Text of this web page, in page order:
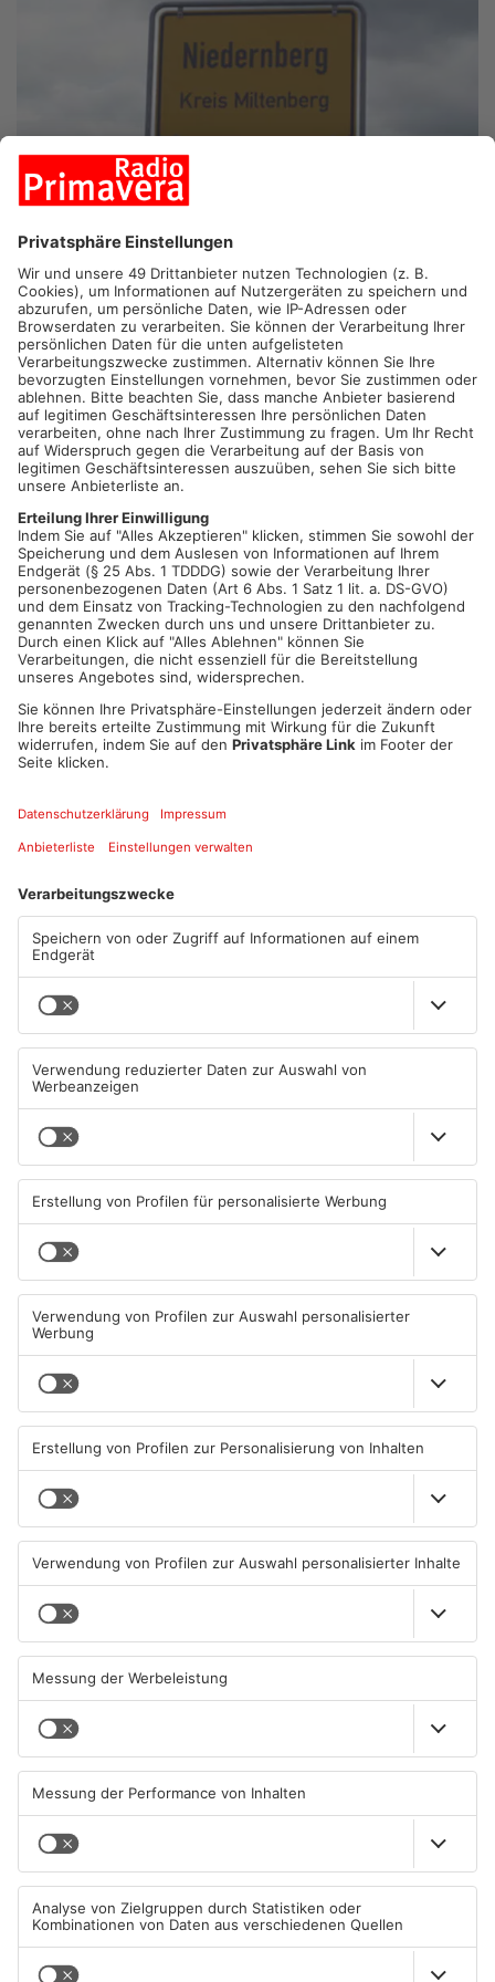
NIEDERNBERG.Vor der Bürgermeisterwahl nächste Woche hat
es am Abend einen Schlagabtausch der vier Kandidaten
gegeben.
Kai Steigerwald von der CSU, Ralf Sendelbach von den Freien
Wählern, Sandra Kraus von der SPD oder der parteilose Steven
Klug: Einer von ihnen wird am 3. März zum Nachfolger vom
CSU-ler Jürgen Reinhard gewählt. Reinhard wollte nach über 23
Jahren Amtszeit nicht mehr kandidieren. Bei einer
Podiumsdiskussion zwischen den Kandidaten gestern Abend
waren über 500 Niedernberger zu Gast. Auch in Mönchberg und
Sulzbach wurden kürzlich neue Bürgermeister gewählt: Grund
dafür war die Landtagswahl vergangenen Herbst. Martin Stock
und Thomas Zöller sind in den Landtag in München
eingezogen. Markus Krebs und Bernd Wetzel übernehmen nun
ihr Amt.
Artikel teilen
ANZEIGE
Mehr aus Kreis
Miltenberg
Miltenberg: Alkoholisierter
Rentner überschlägt sich bei
Autounfall
04.08.2026, 13:30 UHR IN KREIS
MILTENBERG
Zustand des Faulbacher
Gemeindewaldes soll erfasst
werden
04.08.2026, 06:33 UHR IN KREIS
MILTENBERG
Sommerliche Temperaturen
und jede Menge Live-Musik
01.08.2026, 21:20 UHR IN KREIS
Straße bei Windischbuchen
wieder frei
31.07.2026, 11:48 UHR IN KREIS
Autofahrerin mit drei
Promille in Eichenbühl
gestoppt
Erlenbach: Dr. Dagmar
Sohlbach wird Leiterin der
Allgemein- und